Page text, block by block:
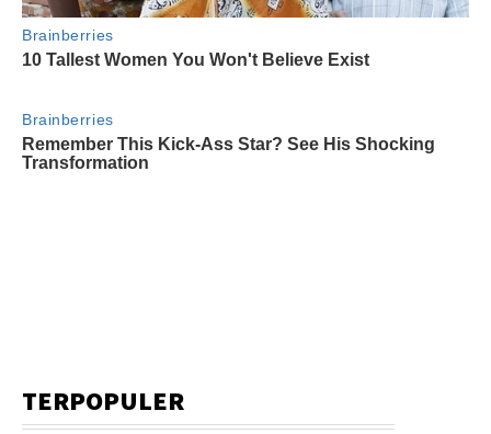
TERPOPULER